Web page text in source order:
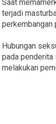
Saat
terjadi
Hubungan
pada penderita
melakukan